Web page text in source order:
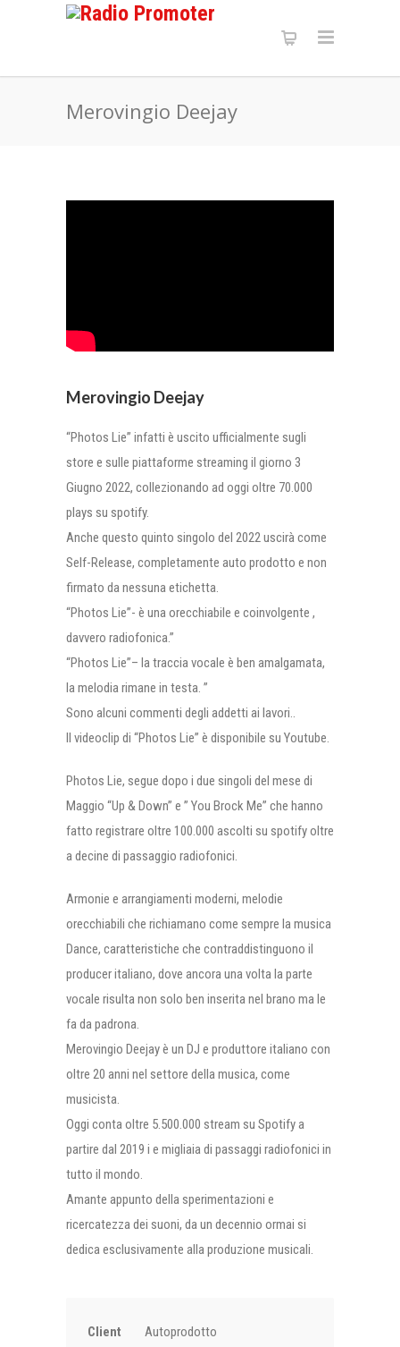
Merovingio Deejay
Merovingio Deejay
“Photos Lie” infatti è uscito ufficialmente sugli
store e sulle piattaforme streaming il giorno 3
Giugno 2022, collezionando ad oggi oltre 70.000
plays su spotify.
Anche questo quinto singolo del 2022 uscirà come
Self-Release, completamente auto prodotto e non
firmato da nessuna etichetta.
“Photos Lie”- è una orecchiabile e coinvolgente ,
davvero radiofonica.”
“Photos Lie”– la traccia vocale è ben amalgamata,
la melodia rimane in testa. ”
Sono alcuni commenti degli addetti ai lavori..
Il videoclip di “Photos Lie” è disponibile su Youtube.
Photos Lie, segue dopo i due singoli del mese di
Maggio “Up & Down” e ” You Brock Me” che hanno
fatto registrare oltre 100.000 ascolti su spotify oltre
a decine di passaggio radiofonici.
Armonie e arrangiamenti moderni, melodie
orecchiabili che richiamano come sempre la musica
Dance, caratteristiche che contraddistinguono il
producer italiano, dove ancora una volta la parte
vocale risulta non solo ben inserita nel brano ma le
fa da padrona.
Merovingio Deejay è un DJ e produttore italiano con
oltre 20 anni nel settore della musica, come
musicista.
Oggi conta oltre 5.500.000 stream su Spotify a
partire dal 2019 i e migliaia di passaggi radiofonici in
tutto il mondo.
Amante appunto della sperimentazioni e
ricercatezza dei suoni, da un decennio ormai si
dedica esclusivamente alla produzione musicali.
Client Autoprodotto